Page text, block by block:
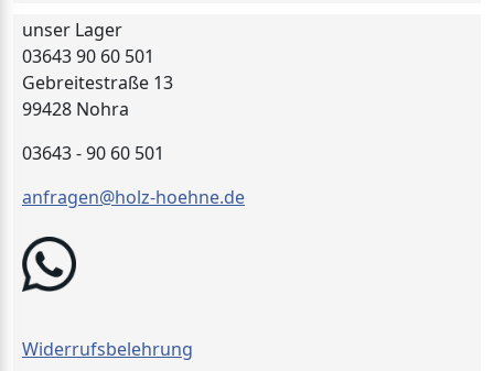
unser Lager
03643 90 60 501
Gebreitestraße 13
99428 Nohra
03643 - 90 60 501
anfragen@holz-hoehne.de
Widerrufsbelehrung